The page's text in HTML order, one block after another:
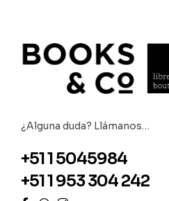
¿Alguna duda? Llámanos…
+51 1 5045984
+51 1 953 304 242